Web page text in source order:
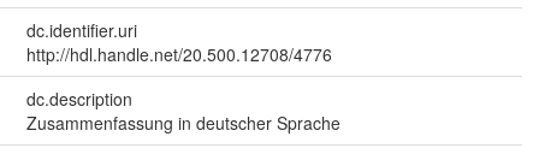
dc.identifier.uri
http://hdl.handle.net/20.500.12708/4776
dc.description
Zusammenfassung in deutscher Sprache